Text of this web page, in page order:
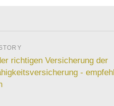
richtigen Versicherung der
-